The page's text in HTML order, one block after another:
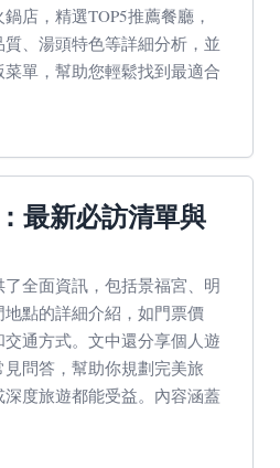
店，精選TOP5推薦餐廳，
、湯頭特色等詳細分析，並
單，幫助您輕鬆找到最適合
最新必訪清單與
全面資訊，包括景福宮、明
點的詳細介紹，如門票價
通方式。文中還分享個人遊
問答，幫助你規劃完美旅
度旅遊都能受益。內容涵蓋